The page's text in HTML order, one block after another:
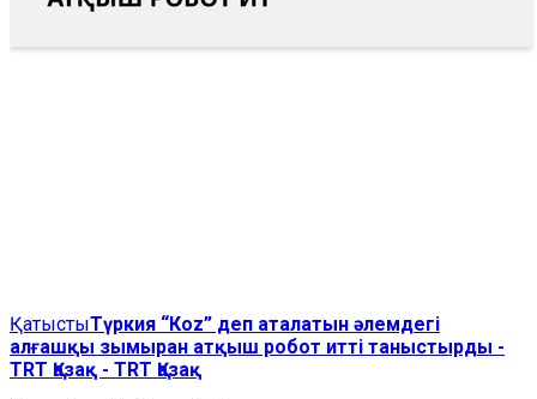
ҚатыстыТүркия “Кoz” деп аталатын әлемдегі
алғашқы зымыран атқыш робот итті таныстырды -
TRT Қазақ - TRT Қазақ